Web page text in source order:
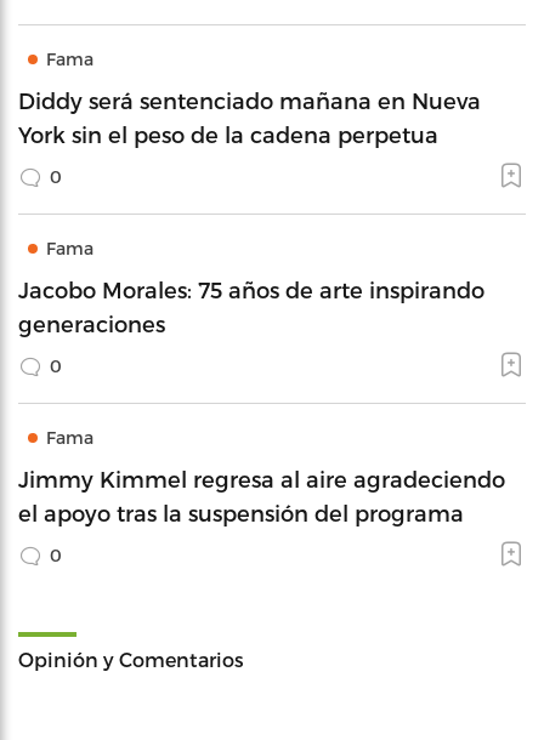
Fama
Diddy será sentenciado mañana en Nueva
York sin el peso de la cadena perpetua
0
Fama
Jacobo Morales: 75 años de arte inspirando
generaciones
0
Fama
Jimmy Kimmel regresa al aire agradeciendo
el apoyo tras la suspensión del programa
0
Opinión y Comentarios